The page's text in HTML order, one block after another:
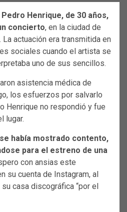
Henrique, de 30 años,
concierto, en la ciudad de
La actuación era transmitida en
sociales cuando el artista se
uno de sus sencillos.
asistencia médica de
los esfuerzos por salvarlo
Henrique no respondió y fue
lugar.
se había mostrado contento,
para el estreno de una
con ansias este
su cuenta de Instagram, al
casa discográfica “por el